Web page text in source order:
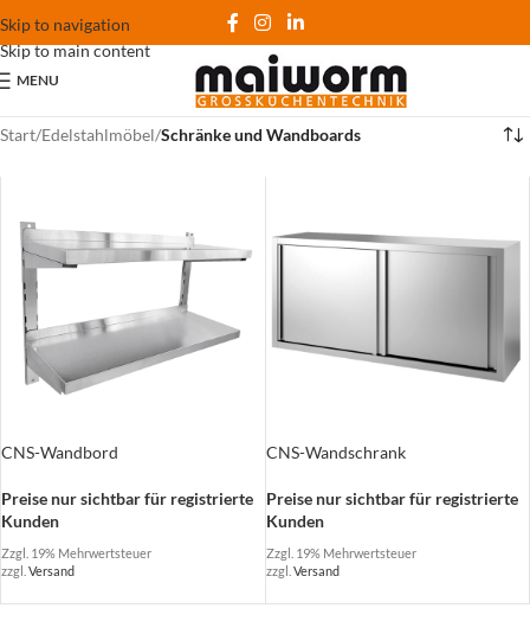
Skip to navigation
Skip to main content
MENU
Start/Edelstahlmöbel/Schränke und Wandboards
CNS-Wandbord
Preise nur sichtbar für registrierte
Kunden
Zzgl. 19% Mehrwertsteuer
zzgl. Versand
CNS-Wandschrank
Preise nur sichtbar für registrierte
Kunden
Zzgl. 19% Mehrwertsteuer
zzgl. Versand